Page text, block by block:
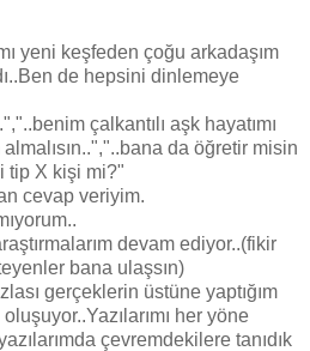
yeni keşfeden çoğu arkadaşım
de hepsini dinlemeye
çalkantılı aşk hayatımı
da öğretir misin
tip X kişi mi?"
cevap veriyim.
devam ediyor..(fikir
bana ulaşsın)
gerçeklerin üstüne yaptığım
her yöne
çevremdekilere tanıdık